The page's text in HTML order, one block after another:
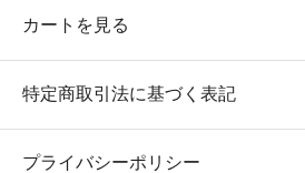
カートを見る
特定商取引法に基づく表記
プライバシーポリシー